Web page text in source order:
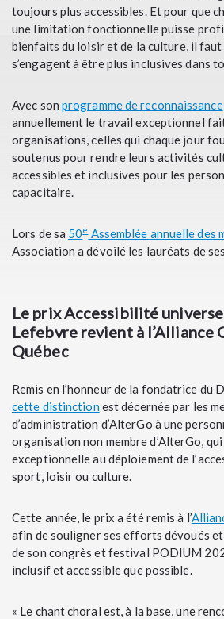
toujours plus accessibles. Et pour que
une limitation fonctionnelle puisse
bienfaits du loisir et de la culture, il
s’engagent à être plus inclusives dans
Avec son programme de reconnaissance
annuellement le travail exceptionnel
organisations, celles qui chaque jour
soutenus pour rendre leurs activités
accessibles et inclusives pour les
capacitaire.
Lors de sa 50eAssemblée annuelle des
Association a dévoilé les lauréats de
Le prix Accessibilité
Lefebvre revient à l’Alliance
Québec
Remis en l’honneur de la fondatrice
cette distinction est décernée par les
d’administration d’AlterGo à une
organisation non membre d’AlterGo,
exceptionnelle au déploiement de
sport, loisir ou culture.
Cette année, le prix a été remis à l’
afin de souligner ses efforts dévoués
de son congrès et festival PODIUM
inclusif et accessible que possible.
« Le chant choral est, à la base, une